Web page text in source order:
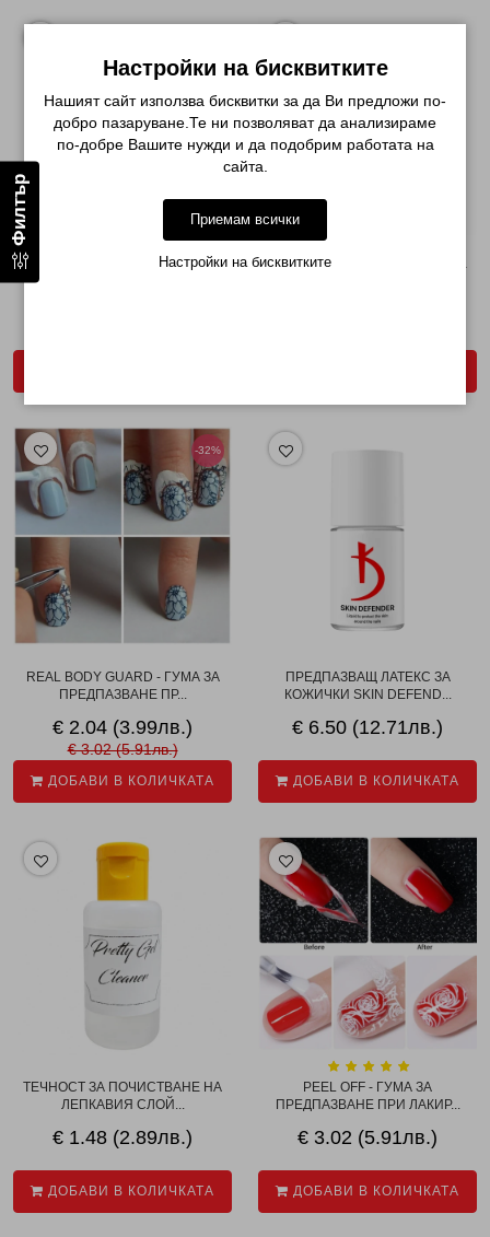
Филтър
ПРОФЕСИОНАЛНА ЕМУЛСИЯ ЗА
ШИШЕНЦЕ С ПУЛВЕРИЗАТОР -
-32%
REAL BODY GUARD - ГУМА ЗА
ПРЕДПАЗВАНЕ ПР...
€ 2.04 (3.99лв.)
€ 3.02 (5.91лв.)
ДОБАВИ В КОЛИЧКАТА
ПРЕДПАЗВАЩ ЛАТЕКС ЗА
КОЖИЧКИ SKIN DEFEND...
€ 6.50 (12.71лв.)
ДОБАВИ В КОЛИЧКАТА
ТЕЧНОСТ ЗА ПОЧИСТВАНЕ НА
ЛЕПКАВИЯ СЛОЙ...
€ 1.48 (2.89лв.)
ДОБАВИ В КОЛИЧКАТА
PEEL OFF - ГУМА ЗА
ПРЕДПАЗВАНЕ ПРИ ЛАКИР...
€ 3.02 (5.91лв.)
ДОБАВИ В КОЛИЧКАТА
Настройки на бисквитките
Нашият сайт използва бисквитки за да Ви предложи по-
добро пазаруване.Те ни позволяват да анализираме
по-добре Вашите нужди и да подобрим работата на
сайта.
Приемам всички
Настройки на бисквитките